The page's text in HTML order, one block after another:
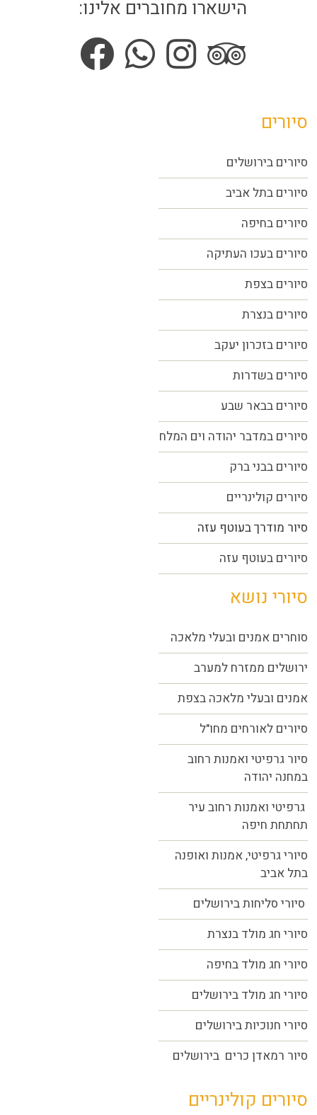
הישארו מחוברים אלינו:
סיורים
סיורים בירושלים
סיורים בתל אביב
סיורים בחיפה
סיורים בעכו העתיקה
סיורים בצפת
סיורים בנצרת
סיורים בזכרון יעקב
סיורים בשדרות
סיורים בבאר שבע
סיורים במדבר יהודה וים המלח
סיורים בבני ברק
סיורים קולינריים
סיור מודרך בעוטף עזה
סיורים בעוטף עזה
סיורי נושא
סוחרים אמנים ובעלי מלאכה
ירושלים ממזרח למערב
אמנים ובעלי מלאכה בצפת
סיורים לאורחים מחו"ל
סיור גרפיטי ואמנות רחוב
במחנה יהודה
גרפיטי ואמנות רחוב עיר
תחתחת חיפה
סיורי גרפיטי, אמנות ואופנה
בתל אביב
סיורי סליחות בירושלים
סיורי חג מולד בנצרת
סיורי חג מולד בחיפה
סיורי חג מולד בירושלים
סיורי חנוכיות בירושלים
סיור רמאדן כרים בירושלים
סיורים קולינריים